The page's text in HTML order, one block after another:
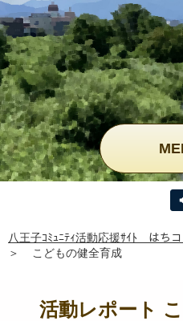
八王子ｺﾐｭﾆﾃｨ活動応援ｻｲﾄ はちコ
＞
こどもの健全育成
活動レポート